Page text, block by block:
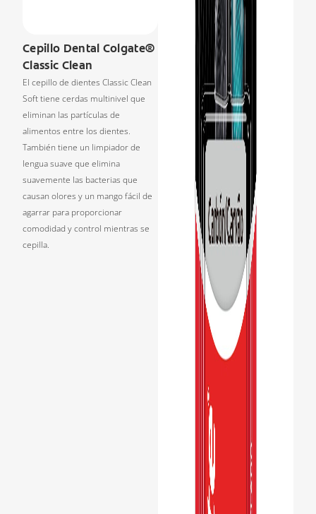
Cepillo Dental Colgate®
Classic Clean
El cepillo de dientes Classic Clean
Soft tiene cerdas multinivel que
eliminan las partículas de
alimentos entre los dientes.
También tiene un limpiador de
lengua suave que elimina
suavemente las bacterias que
causan olores y un mango fácil de
agarrar para proporcionar
comodidad y control mientras se
cepilla.